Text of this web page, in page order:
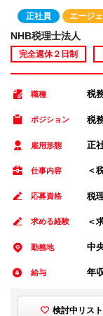
正社員 エージ
NHB税理士法人
完全週休２日制
職種 税
ポジション 税
雇用形態 正
仕事内容 ＜
応募資格 税
求める経験 ＜
勤務地 中
給与 年
検討中リス